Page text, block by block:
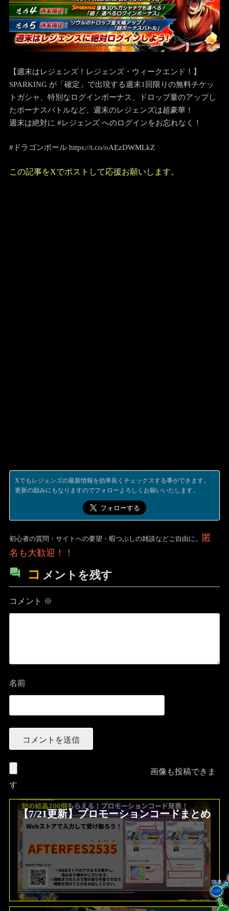
【週末はレジェンズ！レジェンズ・ウィークエンド！】
SPARKING が「確定」で出現する週末1回限りの無料チケッ
トガシャ、特別なログインボーナス、ドロップ量のアップし
たボーナスバトルなど、週末のレジェンズは超豪華！
週末は絶対に #レジェンズ へのログインをお忘れなく！
#ドラゴンボール https://t.co/oAEzDWMLkZ
この記事をXでポストして応援お願いします。
Xでもレジェンズの最新情報を効率良くチェックスする事ができます。
更新の励みにもなりますのでフォローよろしくお願いいたします。
初心者の質問・サイトへの要望・暇つぶしの雑談などご自由に。
匿
名も大歓迎！！
コ メントを残す
コメント ※
名前
画像も投稿できま
す
【7/21更新】プロモーションコードまとめ